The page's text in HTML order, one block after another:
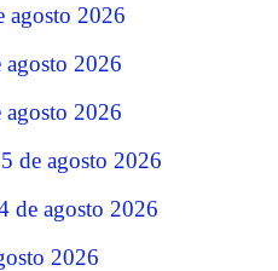
agosto 2026
2026
2026
de agosto 2026
de agosto 2026
2026